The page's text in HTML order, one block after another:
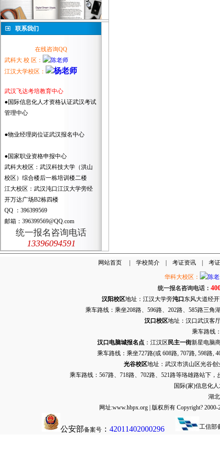
联系我们
在线咨询QQ
武科大 校 区：
江汉大学校区：
武汉飞达考培教育中心
●国际信息化人才资格认证武汉考试
管理中心
●物业经理岗位证武汉报名中心
●国家职业资格申报中心
武科大校区：武汉科技大学（洪山
校区）综合楼后一栋培训楼二楼
江大校区：武汉沌口江汉大学旁经
开万达广场B2栋四楼
QQ ：396399569
邮箱：396399569@QQ.com
统一报名咨询电话
13396094591
网站首页| 学校简介| 考证资讯| 考
华科大校区：
统一报名咨询电话：
汉阳校区地址：江汉大学旁沌口 东风大道经
乘车路线：乘坐208路、596路、202路、585路三
汉口校区地址：汉口武汉客
乘车路线
汉口电脑城报名点：江汉区 民主一街新星电脑
乘车路线：乘坐727路(或 608路, 707路, 598路,
光谷校区地址：武汉市洪山区光谷创
乘车路线：567路、718路、702路、521路等珞雄路站下
国际(家)信息化
湖
网址:www.hbpx.org | 版权所有 Copyright?
公安部备案号 ： 42011402000296 工信部